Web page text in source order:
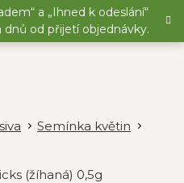
a „Ihned k odeslání“
dnů od přijetí objednávky.
Semínka květin
(žíhaná) 0,5g